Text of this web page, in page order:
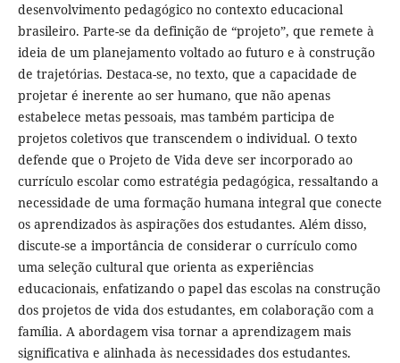
desenvolvimento pedagógico no contexto educacional
brasileiro. Parte-se da definição de “projeto”, que remete à
ideia de um planejamento voltado ao futuro e à construção
de trajetórias. Destaca-se, no texto, que a capacidade de
projetar é inerente ao ser humano, que não apenas
estabelece metas pessoais, mas também participa de
projetos coletivos que transcendem o individual. O texto
defende que o Projeto de Vida deve ser incorporado ao
currículo escolar como estratégia pedagógica, ressaltando a
necessidade de uma formação humana integral que conecte
os aprendizados às aspirações dos estudantes. Além disso,
discute-se a importância de considerar o currículo como
uma seleção cultural que orienta as experiências
educacionais, enfatizando o papel das escolas na construção
dos projetos de vida dos estudantes, em colaboração com a
família. A abordagem visa tornar a aprendizagem mais
significativa e alinhada às necessidades dos estudantes.